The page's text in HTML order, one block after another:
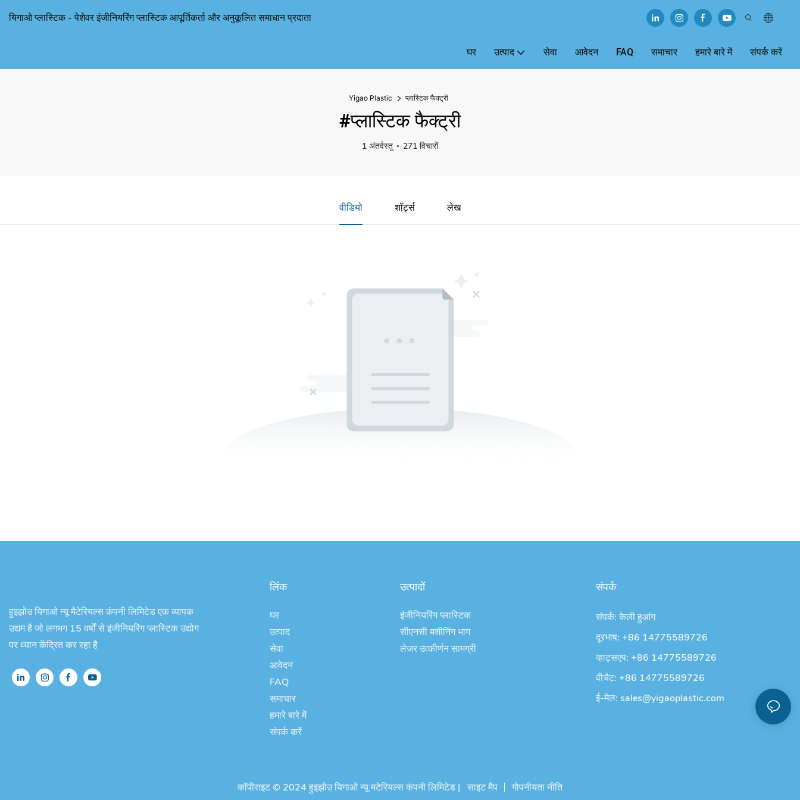
यिगाओ प्लास्टिक - पेशेवर इंजीनियरिंग प्लास्टिक आपूर्तिकर्ता और अनुकूलित समाधान प्रदाता
घर उत्पाद सेवा आवेदन FAQ समाचार हमारे बारे में संपर्क करें
Yigao Plastic प्लास्टिक फैक्ट्री
#प्लास्टिक फैक्ट्री
1 अंतर्वस्तु 271 विचारों
वीडियो शॉर्ट्स लेख
हुइझोउ यिगाओ न्यू मैटेरियल्स कंपनी लिमिटेड एक व्यापक
उद्यम है जो लगभग 15 वर्षों से इंजीनियरिंग प्लास्टिक उद्योग
पर ध्यान केंद्रित कर रहा है
लिंक
घर
उत्पाद
सेवा
आवेदन
FAQ
समाचार
हमारे बारे में
संपर्क करें
उत्पादों
इंजीनियरिंग प्लास्टिक
सीएनसी मशीनिंग भाग
लेजर उत्कीर्णन सामग्री
संपर्क
संपर्क: केली हुआंग
दूरभाष: +86 14775589726
व्हाट्सएप: +86 14775589726
वीचैट: +86 14775589726
ई-मेल: sales@yigaoplastic.com
कॉपीराइट © 2024 हुइझोउ यिगाओ न्यू मटेरियल्स कंपनी लिमिटेड | साइट मैप गोपनीयता नीति